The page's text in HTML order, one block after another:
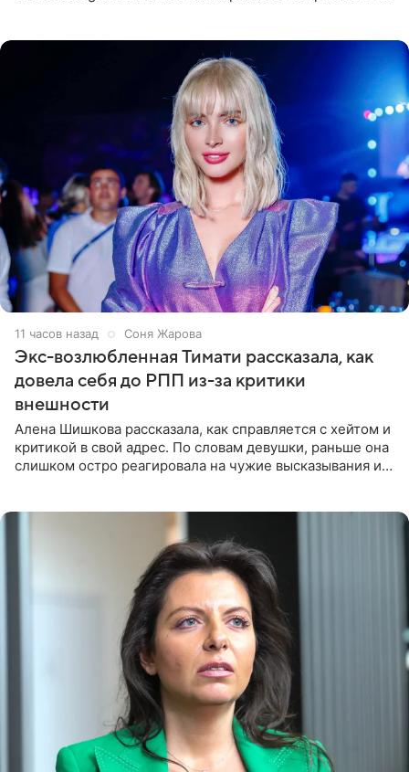
11 часов назад Соня Жарова
Экс-возлюбленная Тимати рассказала, как
довела себя до РПП из-за критики
внешности
Алена Шишкова рассказала, как справляется с хейтом и
критикой в свой адрес. По словам девушки, раньше она
слишком остро реагировала на чужие высказывания и